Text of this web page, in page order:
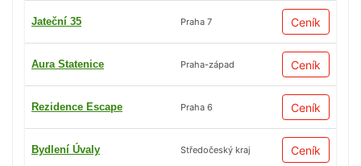
Jateční 35 Praha 7 Ceník
Aura Statenice Praha-západ Ceník
Rezidence Escape Praha 6 Ceník
Bydlení Úvaly Středočeský kraj Ceník